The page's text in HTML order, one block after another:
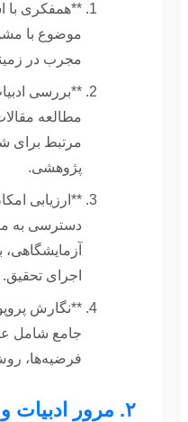
**همفکری با
موضوع با
مجرب در
**بررسی
مطالعه
مرتبط برای
پژوهشی.
**ارزیابی
دسترسی به
اجرای تحقیق.
**نگارش
جامع شامل
فرضیه‌ها،
۲. مرور ادبیات و مبانی نظری